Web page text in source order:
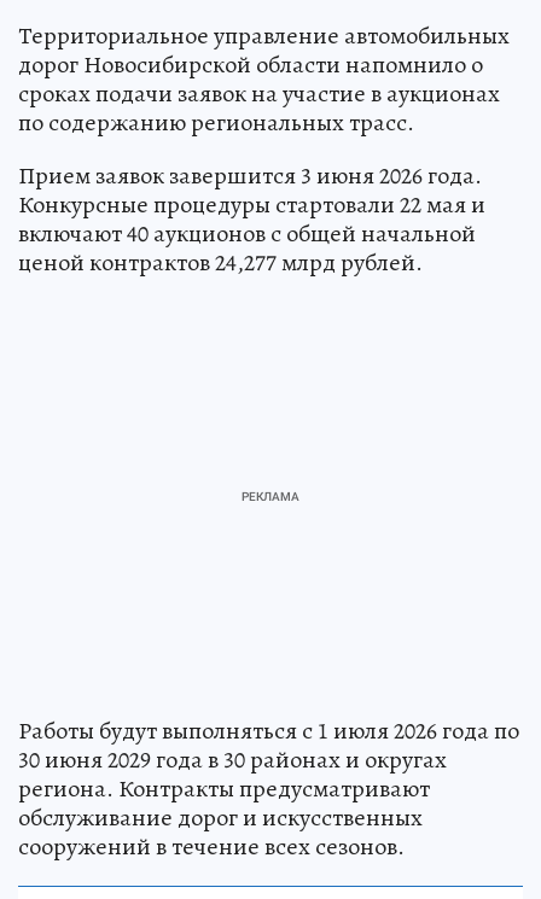
Территориальное управление автомобильных
дорог Новосибирской области напомнило о
сроках подачи заявок на участие в аукционах
по содержанию региональных трасс.
Прием заявок завершится 3 июня 2026 года.
Конкурсные процедуры стартовали 22 мая и
включают 40 аукционов с общей начальной
ценой контрактов 24,277 млрд рублей.
Работы будут выполняться с 1 июля 2026 года по
30 июня 2029 года в 30 районах и округах
региона. Контракты предусматривают
обслуживание дорог и искусственных
сооружений в течение всех сезонов.